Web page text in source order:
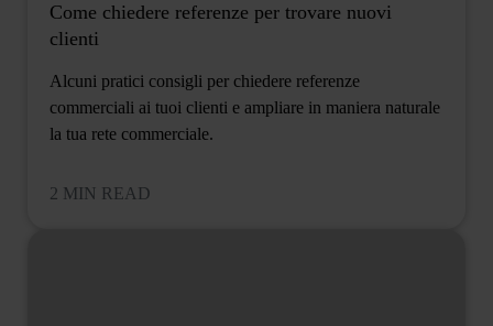
Come chiedere referenze per trovare nuovi
clienti
Alcuni pratici consigli per chiedere referenze
commerciali ai tuoi clienti e ampliare in maniera naturale
la tua rete commerciale.
2 MIN READ